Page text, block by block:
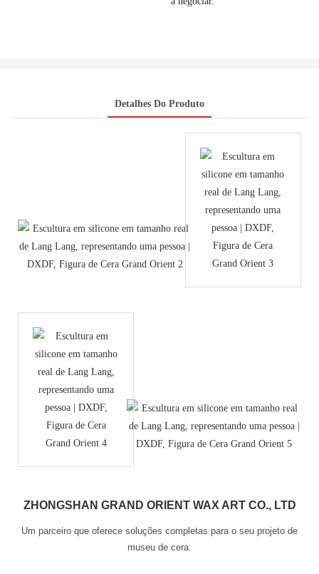
Detalhes Do Produto
ZHONGSHAN GRAND ORIENT WAX ART CO., LTD
Um parceiro que oferece soluções completas para o seu projeto de
museu de cera.